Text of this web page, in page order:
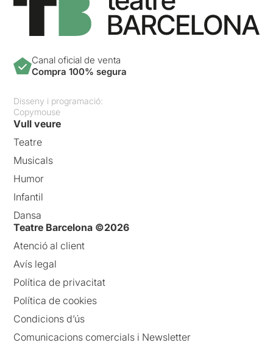
Canal oficial de venta
Compra 100% segura
Disseny i programació:
Copymouse
Vull veure
Teatre
Musicals
Humor
Infantil
Dansa
Teatre Barcelona ©2026
Atenció al client
Avís legal
Política de privacitat
Política de cookies
Condicions d’ús
Comunicacions comercials i Newsletter